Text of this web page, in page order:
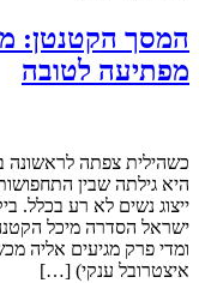
המסך הקטנטן:
מפתיעה לטובה
כשהילית צפתה
היא גילתה שבין
ייצוג נשים לא רע בכלל.
ישראל הסדרה מיכל
ומדי פרק מגיעים אליה
איצטרובל ענקי) […]